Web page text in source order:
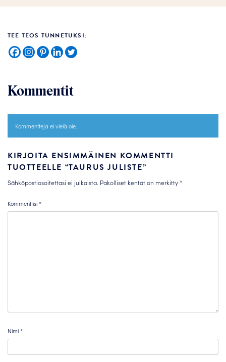
TEE TEOS TUNNETUKSI:
Kommentit
Kommentteja ei vielä ole.
KIRJOITA ENSIMMÄINEN KOMMENTTI
TUOTTEELLE “TAURUS JULISTE”
Sähköpostiosoitettasi ei julkaista. Pakolliset kentät on merkitty*
Kommenttisi*
Nimi*